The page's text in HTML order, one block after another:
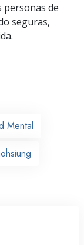
personas de
seguras,
Mental